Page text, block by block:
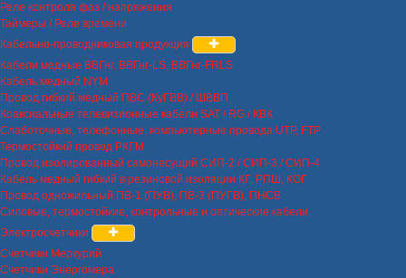
Реле контроля фаз / напряжения
Таймеры / Реле времени
Кабельно-проводниковая продукция
Кабели медные ВВГнг, ВВГнг-LS, ВВГнг-FRLS
Кабель медный NYM
Провод гибкий медный ПВС (КуГВВ) / ШВВП
Коаксиальные телевизионные кабели SAT / RG / КВК
Слаботочные, телефонные, компьютерные провода UTP, FTP
Термостойкий провод РКГМ
Провод изолированный самонесущий СИП-2 / СИП-3 / СИП-4
Кабель медный гибкий в резиновой изоляции КГ, РПШ, КОГ
Провод одножильный ПВ-1 (ПУВ), ПВ-3 (ПУГВ), ПНСВ
Силовые, термостойкие, контрольные и оптические кабели
Электросчетчики
Счетчики Меркурий
Счетчики Энергомера